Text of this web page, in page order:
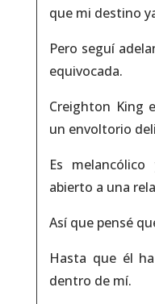
que mi destino
Pero seguí
equivocada.
Creighton King
un envoltorio
Es
abierto a una
Así que pensé
Hasta que él
dentro de mí.